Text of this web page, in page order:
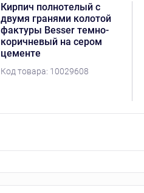
Кирпич полнотелый с
двумя гранями колотой
фактуры Besser темно-
коричневый на сером
цементе
Код товара: 10029608